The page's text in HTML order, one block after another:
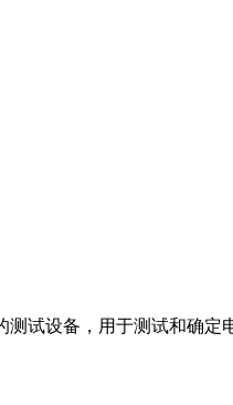
试设备，用于测试和确